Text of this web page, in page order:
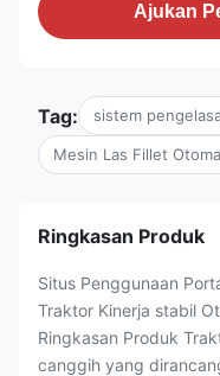
Ajukan
Tag: sistem
Mesin Las Fillet
Ringkasan Produk
Situs Penggunaan
Traktor Kinerja stabil
Ringkasan Produk
canggih yang